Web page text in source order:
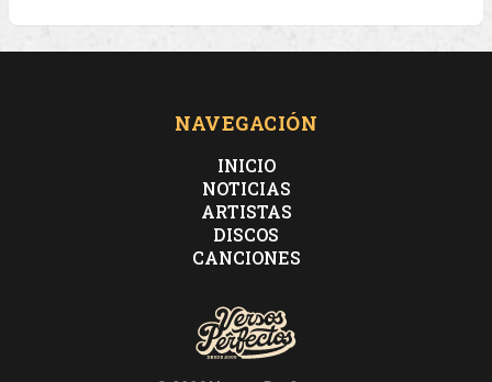
NAVEGACIÓN
INICIO
NOTICIAS
ARTISTAS
DISCOS
CANCIONES